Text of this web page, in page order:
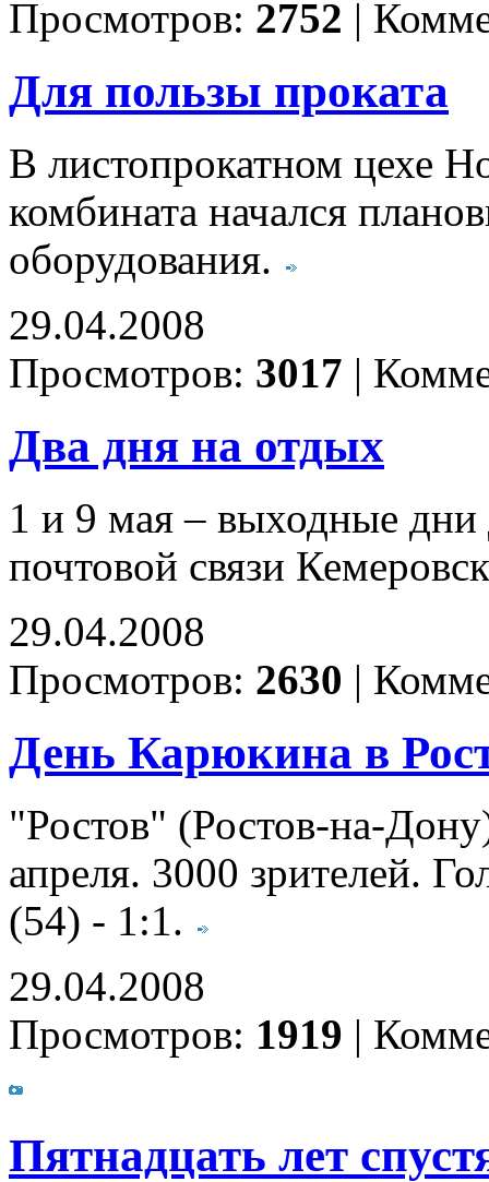
Просмотров: 2752 |
Для пользы проката
В листопрокатном цехе
комбината начался
оборудования.
29.04.2008
Просмотров: 3017 |
Два дня на отдых
1 и 9 мая – выходные дни
почтовой связи
29.04.2008
Просмотров: 2630 |
День Карюкина в
"Ростов" (Ростов-на-
апреля. 3000 зрителей.
(54) - 1:1.
29.04.2008
Просмотров: 1919 |
Пятнадцать лет